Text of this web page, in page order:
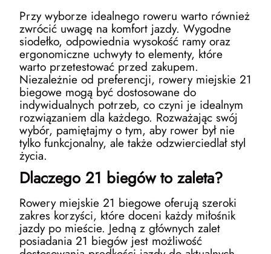
Przy wyborze idealnego roweru warto również
zwrócić uwagę na komfort jazdy. Wygodne
siodełko, odpowiednia wysokość ramy oraz
ergonomiczne uchwyty to elementy, które
warto przetestować przed zakupem.
Niezależnie od preferencji, rowery miejskie 21
biegowe mogą być dostosowane do
indywidualnych potrzeb, co czyni je idealnym
rozwiązaniem dla każdego. Rozważając swój
wybór, pamiętajmy o tym, aby rower był nie
tylko funkcjonalny, ale także odzwierciedlał styl
życia.
Dlaczego 21 biegów to zaleta?
Rowery miejskie 21 biegowe oferują szeroki
zakres korzyści, które doceni każdy miłośnik
jazdy po mieście. Jedną z głównych zalet
posiadania 21 biegów jest możliwość